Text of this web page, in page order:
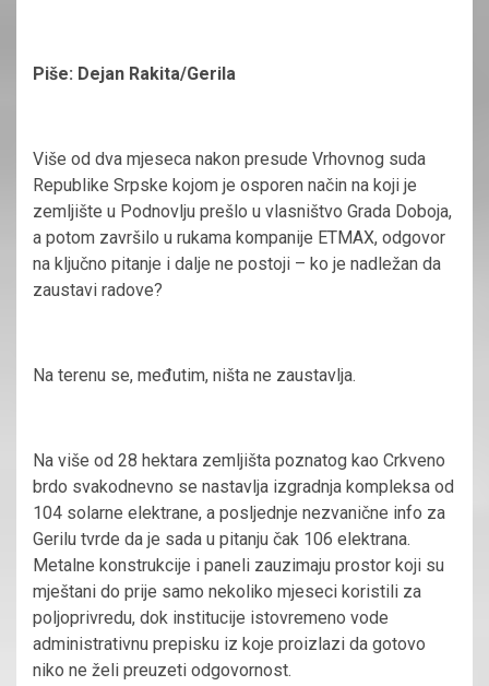
Piše: Dejan Rakita/Gerila
Više od dva mjeseca nakon presude Vrhovnog suda
Republike Srpske kojom je osporen način na koji je
zemljište u Podnovlju prešlo u vlasništvo Grada Doboja,
a potom završilo u rukama kompanije ETMAX, odgovor
na ključno pitanje i dalje ne postoji – ko je nadležan da
zaustavi radove?
Na terenu se, međutim, ništa ne zaustavlja.
Na više od 28 hektara zemljišta poznatog kao Crkveno
brdo svakodnevno se nastavlja izgradnja kompleksa od
104 solarne elektrane, a posljednje nezvanične info za
Gerilu tvrde da je sada u pitanju čak 106 elektrana.
Metalne konstrukcije i paneli zauzimaju prostor koji su
mještani do prije samo nekoliko mjeseci koristili za
poljoprivredu, dok institucije istovremeno vode
administrativnu prepisku iz koje proizlazi da gotovo
niko ne želi preuzeti odgovornost.